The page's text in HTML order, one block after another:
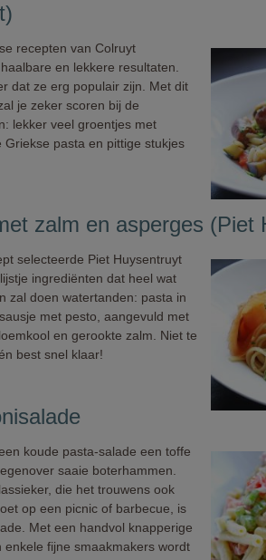
recepten van Colruyt
en lekkere resultaten.
dat ze erg populair zijn. Met dit
je zeker scoren bij de
lekker veel groentjes met
Griekse pasta en pittige stukjes
zalm en asperges (Piet
selecteerde Piet Huysentruyt
ingrediënten dat heel wat
zal doen watertanden: pasta in
met pesto, aangevuld met
en gerookte zalm. Niet te
best snel klaar!
koude pasta-salade een toffe
saaie boterhammen.
die het trouwens ook
op een picnic of barbecue, is
Met een handvol knapperige
enkele fijne smaakmakers wordt